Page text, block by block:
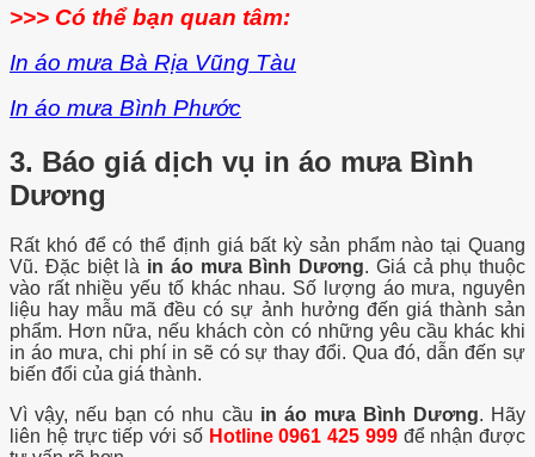
>>> Có thể bạn quan tâm:
In áo mưa Bà Rịa Vũng Tàu
In áo mưa Bình Phước
3. Báo giá dịch vụ in áo mưa Bình
Dương
Rất khó để có thể định giá bất kỳ sản phẩm nào tại Quang
Vũ. Đặc biệt là in áo mưa Bình Dương. Giá cả phụ thuộc
vào rất nhiều yếu tố khác nhau. Số lượng áo mưa, nguyên
liệu hay mẫu mã đều có sự ảnh hưởng đến giá thành sản
phẩm. Hơn nữa, nếu khách còn có những yêu cầu khác khi
in áo mưa, chi phí in sẽ có sự thay đổi. Qua đó, dẫn đến sự
biến đổi của giá thành.
Vì vậy, nếu bạn có nhu cầu in áo mưa Bình Dương. Hãy
liên hệ trực tiếp với số Hotline 0961 425 999 để nhận được